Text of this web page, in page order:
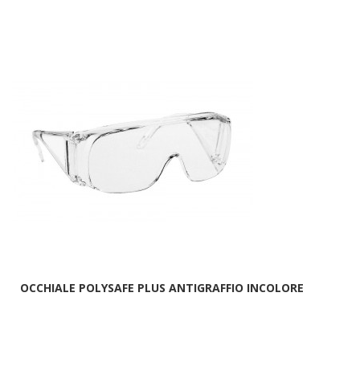
OCCHIALE POLYSAFE PLUS ANTIGRAFFIO INCOLORE